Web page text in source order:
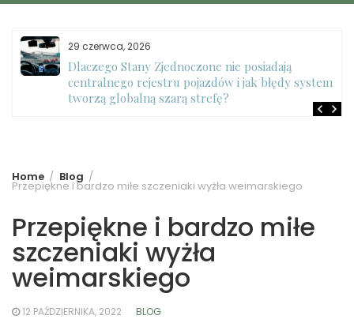
29 czerwca, 2026
Dlaczego Stany Zjednoczone nie posiadają
centralnego rejestru pojazdów i jak błędy systemu
tworzą globalną szarą strefę?
Home Blog
Przepiękne i bardzo miłe szczeniaki wyżła weimarskiego
Przepiękne i bardzo miłe
szczeniaki wyżła
weimarskiego
12 PAŹDZIERNIKA, 2022 BLOG